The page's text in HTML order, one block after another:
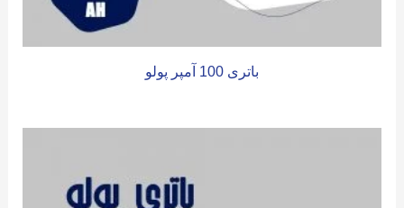
باتری 100 آمپر پولو